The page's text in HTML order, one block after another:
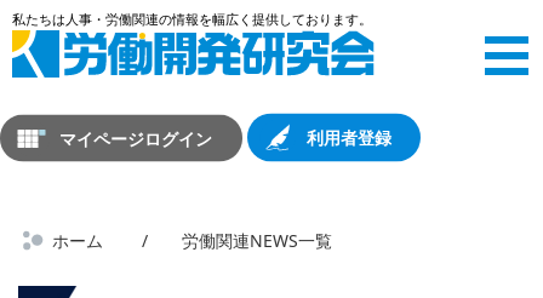
マイページログイン 利用者登録
ホーム 労働関連NEWS一覧